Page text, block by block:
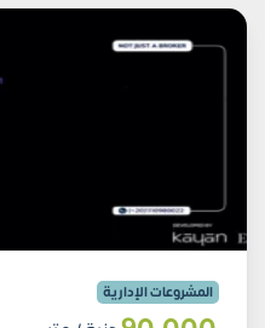
المشروعات الإدارية